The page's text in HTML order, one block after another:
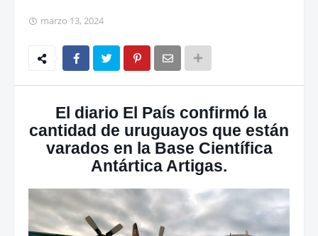
marzo 13, 2024
El diario El País confirmó la
cantidad de uruguayos que están
varados en la Base Científica
Antártica Artigas.